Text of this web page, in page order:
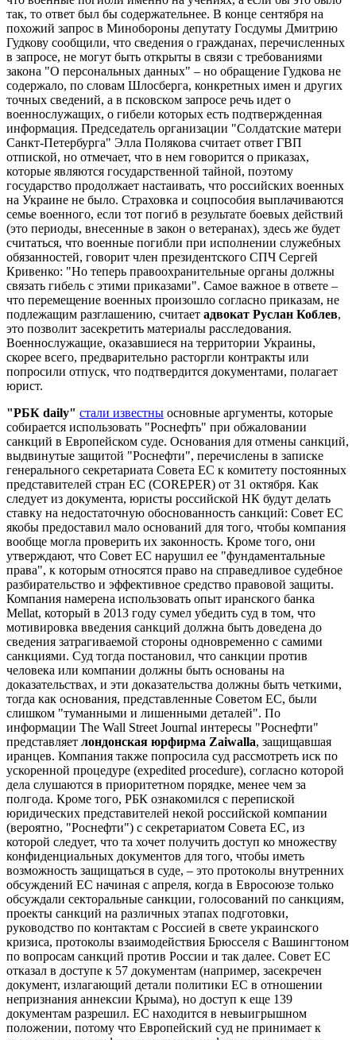
так, то ответ был бы содержательнее. В конце сентября на
похожий запрос в Минобороны депутату Госдумы Дмитрию
Гудкову сообщили, что сведения о гражданах, перечисленных
в запросе, не могут быть открыты в связи с требованиями
закона "О персональных данных" – но обращение Гудкова не
содержало, по словам Шлосберга, конкретных имен и других
точных сведений, а в псковском запросе речь идет о
военнослужащих, о гибели которых есть подтвержденная
информация. Председатель организации "Солдатские матери
Санкт-Петербурга" Элла Полякова считает ответ ГВП
отпиской, но отмечает, что в нем говорится о приказах,
которые являются государственной тайной, поэтому
государство продолжает настаивать, что российских военных
на Украине не было. Страховка и соцпособия выплачиваются
семье военного, если тот погиб в результате боевых действий
(это периоды, внесенные в закон о ветеранах), здесь же будет
считаться, что военные погибли при исполнении служебных
обязанностей, говорит член президентского СПЧ Сергей
Кривенко: "Но теперь правоохранительные органы должны
связать гибель с этими приказами". Самое важное в ответе –
что перемещение военных произошло согласно приказам, не
подлежащим разглашению, считает адвокат Руслан Коблев,
это позволит засекретить материалы расследования.
Военнослужащие, оказавшиеся на территории Украины,
скорее всего, предварительно расторгли контракты или
попросили отпуск, что подтвердится документами, полагает
юрист.
"РБК daily" стали известны основные аргументы, которые
собирается использовать "Роснефть" при обжаловании
санкций в Европейском суде. Основания для отмены санкций,
выдвинутые защитой "Роснефти", перечислены в записке
генерального секретариата Совета ЕС к комитету постоянных
представителей стран ЕС (COREPER) от 31 октября. Как
следует из документа, юристы российской НК будут делать
ставку на недостаточную обоснованность санкций: Совет ЕС
якобы предоставил мало оснований для того, чтобы компания
вообще могла проверить их законность. Кроме того, они
утверждают, что Совет ЕС нарушил ее "фундаментальные
права", к которым относятся право на справедливое судебное
разбирательство и эффективное средство правовой защиты.
Компания намерена использовать опыт иранского банка
Mellat, который в 2013 году сумел убедить суд в том, что
мотивировка введения санкций должна быть доведена до
сведения затрагиваемой стороны одновременно с самими
санкциями. Суд тогда постановил, что санкции против
человека или компании должны быть основаны на
доказательствах, и эти доказательства должны быть четкими,
тогда как основания, представленные Советом ЕС, были
слишком "туманными и лишенными деталей". По
информации The Wall Street Journal интересы "Роснефти"
представляет лондонская юрфирма Zaiwalla, защищавшая
иранцев. Компания также попросила суд рассмотреть иск по
ускоренной процедуре (expedited procedure), согласно которой
дела слушаются в приоритетном порядке, менее чем за
полгода. Кроме того, РБК ознакомился с перепиской
юридических представителей некой российской компании
(вероятно, "Роснефти") с секретариатом Совета ЕС, из
которой следует, что та хочет получить доступ ко множеству
конфиденциальных документов для того, чтобы иметь
возможность защищаться в суде, – это протоколы внутренних
обсуждений ЕС начиная с апреля, когда в Евросоюзе только
обсуждали секторальные санкции, голосований по санкциям,
проекты санкций на различных этапах подготовки,
руководство по контактам с Россией в свете украинского
кризиса, протоколы взаимодействия Брюсселя с Вашингтоном
по вопросам санкций против России и так далее. Совет ЕС
отказал в доступе к 57 документам (например, засекречен
документ, излагающий детали политики ЕС в отношении
непризнания аннексии Крыма), но доступ к еще 139
документам разрешил. ЕС находится в невыигрышном
положении, потому что Европейский суд не принимает к